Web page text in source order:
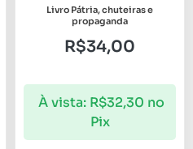
Livro Pátria, chuteiras e
propaganda
R$34,00
À vista: R$32,30 no
Pix